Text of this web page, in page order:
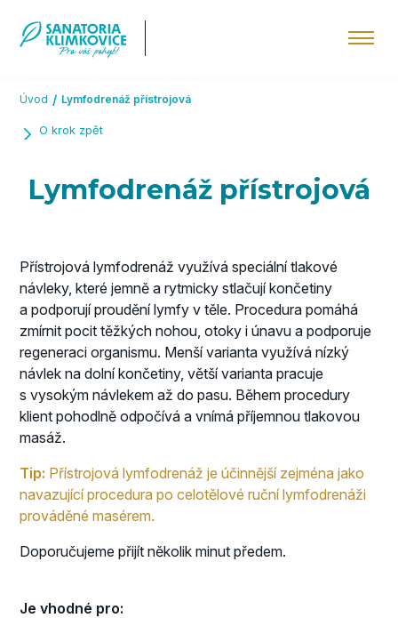
Úvod Lymfodrenáž přístrojová
O krok zpět
Lymfodrenáž přístrojová
Přístrojová lymfodrenáž využívá speciální tlakové
návleky, které jemně a rytmicky stlačují končetiny
a podporují proudění lymfy v těle. Procedura pomáhá
zmírnit pocit těžkých nohou, otoky i únavu a podporuje
regeneraci organismu. Menší varianta využívá nízký
návlek na dolní končetiny, větší varianta pracuje
s vysokým návlekem až do pasu. Během procedury
klient pohodlně odpočívá a vnímá příjemnou tlakovou
masáž.
Tip: Přístrojová lymfodrenáž je účinnější zejména jako
navazující procedura po celotělové ruční lymfodrenáži
prováděné masérem.
Doporučujeme přijít několik minut předem.
Je vhodné pro: